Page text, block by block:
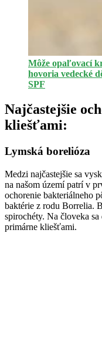
Môže opaľovací
hovoria vedecké
SPF
Najčastejšie
kliešťami:
Lymská borelióza
Medzi najčastejšie sa
na našom území patrí v
ochorenie bakteriálneho
baktérie z rodu Borrelia.
spirochéty. Na človeka
primárne kliešťami.